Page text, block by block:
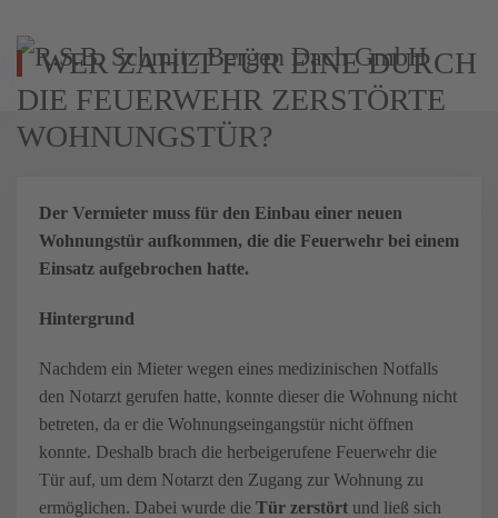
Zum Hauptinhalt springen
WER ZAHLT FÜR EINE DURCH
DIE FEUERWEHR ZERSTÖRTE
WOHNUNGSTÜR?
Der Vermieter muss für den Einbau einer neuen
Wohnungstür aufkommen, die die Feuerwehr bei einem
Einsatz aufgebrochen hatte.
Hintergrund
Nachdem ein Mieter wegen eines medizinischen Notfalls
den Notarzt gerufen hatte, konnte dieser die Wohnung nicht
betreten, da er die Wohnungseingangstür nicht öffnen
konnte. Deshalb brach die herbeigerufene Feuerwehr die
Tür auf, um dem Notarzt den Zugang zur Wohnung zu
ermöglichen. Dabei wurde die Tür zerstört und ließ sich